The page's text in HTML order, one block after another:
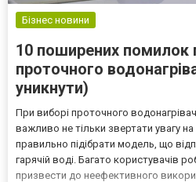
Бізнес новини
10 поширених помилок
проточного
уникнути)
При виборі проточного
важливо не тільки звертати увагу на
правильно підібрати модель, що
гарячій воді. Багато користувачів
призвести до неефективного